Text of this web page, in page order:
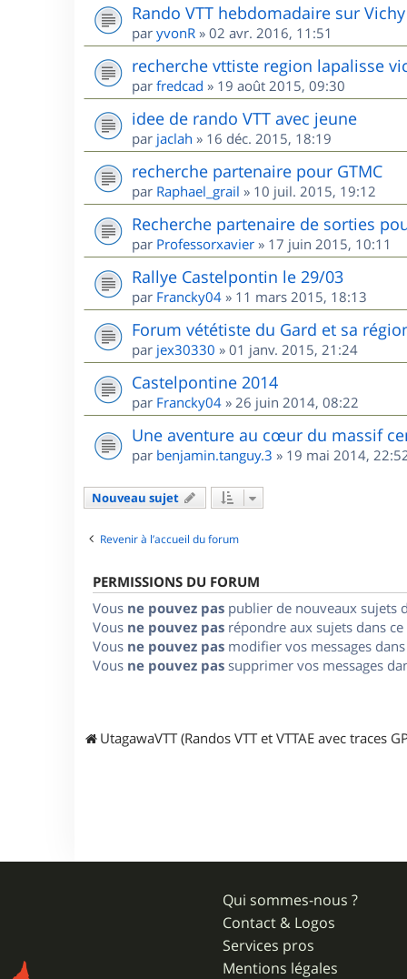
Rando VTT hebdomadaire sur Vichy
par yvonR » 02 avr. 2016, 11:51
recherche vttiste region lapalisse
par fredcad » 19 août 2015, 09:30
idee de rando VTT avec jeune
par jaclah » 16 déc. 2015, 18:19
recherche partenaire pour GTMC
par Raphael_grail » 10 juil. 2015, 19:12
Recherche partenaire de sorties
par Professorxavier » 17 juin 2015, 10:11
Rallye Castelpontin le 29/03
par Francky04 » 11 mars 2015, 18:13
Forum vététiste du Gard et sa
par jex30330 » 01 janv. 2015, 21:24
Castelpontine 2014
par Francky04 » 26 juin 2014, 08:22
Une aventure au cœur du massif
par benjamin.tanguy.3 » 19 mai 2014,
Nouveau sujet
Revenir à l’accueil du forum
PERMISSIONS DU FORUM
Vous ne pouvez pas publier de nouveaux sujets
Vous ne pouvez pas répondre aux sujets dans
Vous ne pouvez pas modifier vos messages
Vous ne pouvez pas supprimer vos messages
UtagawaVTT (Randos VTT et VTTAE avec traces
Qui sommes-nous ?
Contact & Logos
Services pros
Mentions légales